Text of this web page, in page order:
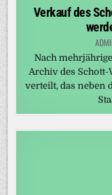
Verkauf des
Nach
Archiv des
verteilt, das neben